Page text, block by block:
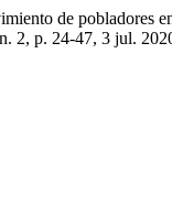
de pobladores en
2, p. 24-47, 3 jul.